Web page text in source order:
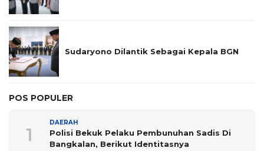
Sudaryono Dilantik Sebagai Kepala BGN
POS POPULER
1
DAERAH
Polisi Bekuk Pelaku Pembunuhan Sadis Di
Bangkalan, Berikut Identitasnya